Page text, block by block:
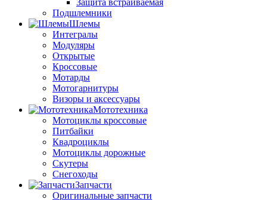
Подшлемники
Шлемы
Интегралы
Модуляры
Открытые
Кроссовые
Мотарды
Мотогарнитуры
Визоры и аксессуары
Мототехника
Мотоциклы кроссовые
Питбайки
Квадроциклы
Мотоциклы дорожные
Скутеры
Снегоходы
Запчасти
Оригинальные запчасти